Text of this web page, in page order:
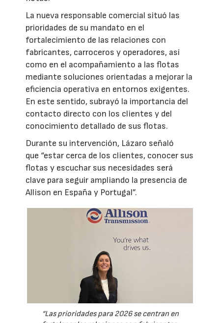
La nueva responsable comercial situó las
prioridades de su mandato en el
fortalecimiento de las relaciones con
fabricantes, carroceros y operadores, así
como en el acompañamiento a las flotas
mediante soluciones orientadas a mejorar la
eficiencia operativa en entornos exigentes.
En este sentido, subrayó la importancia del
contacto directo con los clientes y del
conocimiento detallado de sus flotas.
Durante su intervención, Lázaro señaló
que “estar cerca de los clientes, conocer sus
flotas y escuchar sus necesidades será
clave para seguir ampliando la presencia de
Allison en España y Portugal”.
“Las prioridades para 2026 se centran en